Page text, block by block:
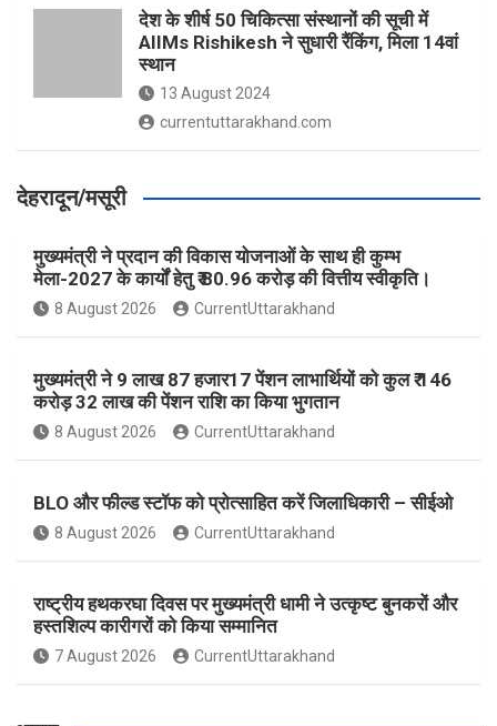
देश के शीर्ष 50 चिकित्सा संस्थानों की सूची में
AIIMs Rishikesh ने सुधारी रैंकिंग, मिला 14वां
स्थान
13 August 2024
currentuttarakhand.com
देहरादून/मसूरी
मुख्यमंत्री ने प्रदान की विकास योजनाओं के साथ ही कुम्भ
मेला-2027 के कार्यों हेतु ₹ 80.96 करोड़ की वित्तीय स्वीकृति।
8 August 2026 CurrentUttarakhand
मुख्यमंत्री ने 9 लाख 87 हजार17 पेंशन लाभार्थियों को कुल ₹ 146
करोड़ 32 लाख की पेंशन राशि का किया भुगतान
8 August 2026 CurrentUttarakhand
BLO और फील्ड स्टॉफ को प्रोत्साहित करें जिलाधिकारी – सीईओ
8 August 2026 CurrentUttarakhand
राष्ट्रीय हथकरघा दिवस पर मुख्यमंत्री धामी ने उत्कृष्ट बुनकरों और
हस्तशिल्प कारीगरों को किया सम्मानित
7 August 2026 CurrentUttarakhand